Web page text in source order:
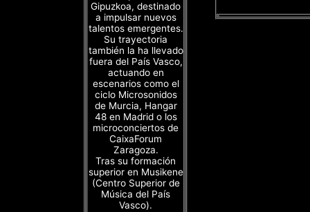
Gipuzkoa, destinado
a impulsar nuevos
talentos emergentes.
Su trayectoria
también la ha llevado
fuera del País Vasco,
actuando en
escenarios como el
ciclo Microsonidos
de Murcia, Hangar
48 en Madrid o los
microconciertos de
CaixaForum
Zaragoza.
Tras su formación
superior en Musikene
(Centro Superior de
Música del País
Vasco).